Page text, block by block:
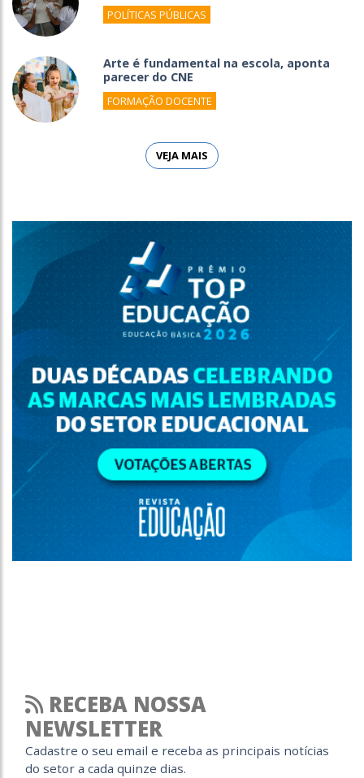
POLÍTICAS PÚBLICAS
Arte é fundamental na escola, aponta
parecer do CNE
FORMAÇÃO DOCENTE
VEJA MAIS
RECEBA NOSSA
NEWSLETTER
Cadastre o seu email e receba as principais notícias
do setor a cada quinze dias.